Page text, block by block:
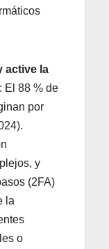
active la
: El 88 % de
por
y
(2FA)
la
o